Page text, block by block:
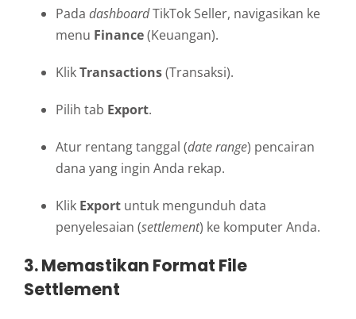
Pada dashboardTikTok Seller, navigasikan ke
menu Finance(Keuangan).
KlikTransactions(Transaksi).
Pilih tab Export.
Atur rentang tanggal (date range) pencairan
dana yang ingin Anda rekap.
Klik Export untuk mengunduh data
penyelesaian (settlement) ke komputer Anda.
3. Memastikan Format File
Settlement